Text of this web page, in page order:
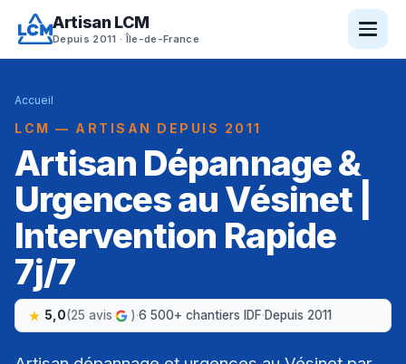
Artisan LCM
Depuis 2011 · Île-de-France
Accueil
LCM — ARTISAN DEPUIS 2011
Artisan Dépannage &
Urgences au Vésinet |
Intervention Rapide
7j/7
5,0(25 avis )·6 500+ chantiers IDF·Depuis 2011